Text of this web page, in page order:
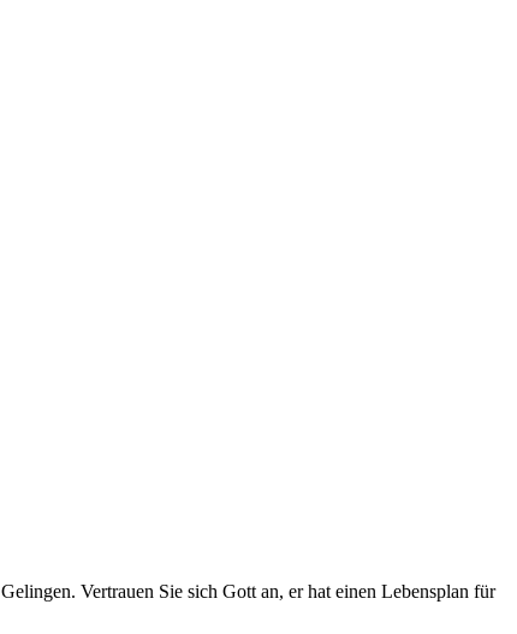
Vertrauen Sie sich Gott an, er hat einen Lebensplan für